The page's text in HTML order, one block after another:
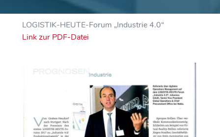
LOGISTIK-HEUTE-Forum „Industrie 4.0“
Link zur PDF-Datei